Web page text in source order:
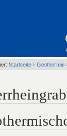
Startseite › Geothermie